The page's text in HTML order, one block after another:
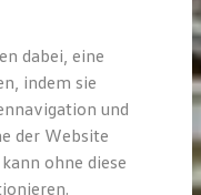
dabei, eine
indem sie
und
der Website
ohne diese